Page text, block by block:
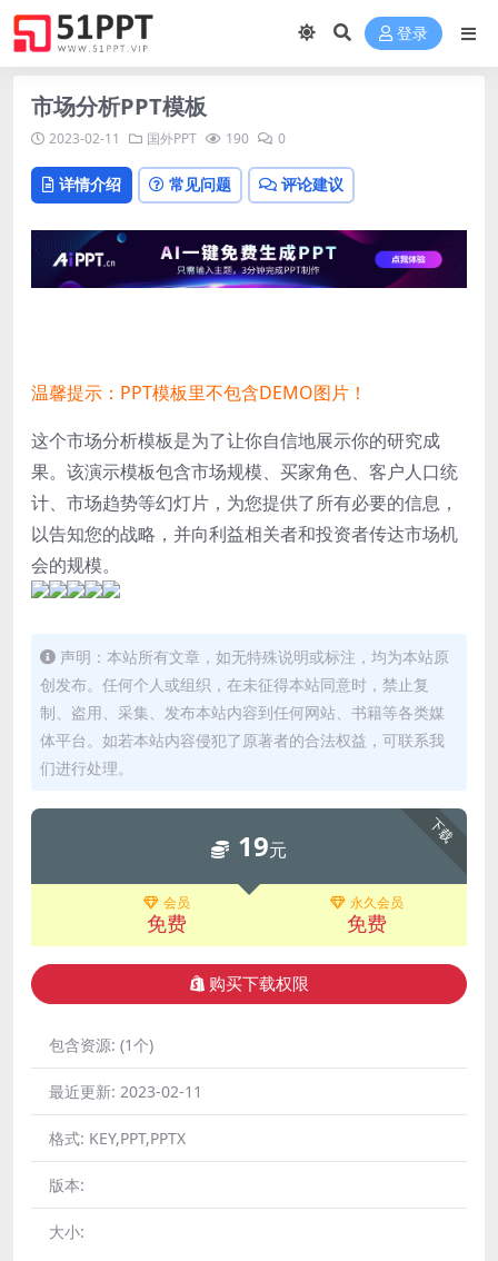
登录
市场分析PPT模板
2023-02-11 国外PPT 190 0
详情介绍 常见问题 评论建议
温馨提示：PPT模板里不包含DEMO图片！
这个市场分析模板是为了让你自信地展示你的研究成
果。该演示模板包含市场规模、买家角色、客户人口统
计、市场趋势等幻灯片，为您提供了所有必要的信息，
以告知您的战略，并向利益相关者和投资者传达市场机
会的规模。
声明：本站所有文章，如无特殊说明或标注，均为本站原
创发布。任何个人或组织，在未征得本站同意时，禁止复
制、盗用、采集、发布本站内容到任何网站、书籍等各类媒
体平台。如若本站内容侵犯了原著者的合法权益，可联系我
们进行处理。
下载
19元
会员
免费
永久会员
免费
购买下载权限
包含资源: (1个)
最近更新: 2023-02-11
格式: KEY,PPT,PPTX
版本:
大小: